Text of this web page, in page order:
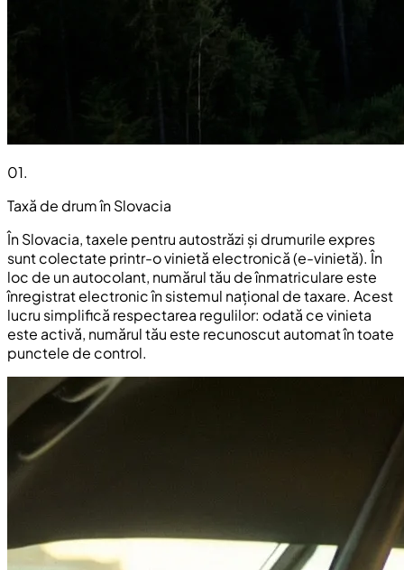
01.
Taxă de drum în Slovacia
În Slovacia, taxele pentru autostrăzi și drumurile expres
sunt colectate printr-o vinietă electronică (e-vinietă). În
loc de un autocolant, numărul tău de înmatriculare este
înregistrat electronic în sistemul național de taxare. Acest
lucru simplifică respectarea regulilor: odată ce vinieta
este activă, numărul tău este recunoscut automat în toate
punctele de control.